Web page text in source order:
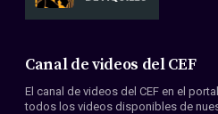
Canal de videos del CEF
El canal de videos del CEF en el
todos los videos disponibles de